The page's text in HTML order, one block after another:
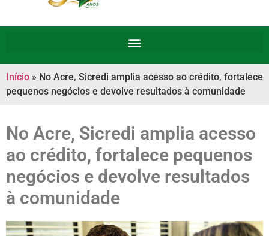
Início » No Acre, Sicredi amplia acesso ao crédito, fortalece
pequenos negócios e devolve resultados à comunidade
No Acre, Sicredi amplia acesso
ao crédito, fortalece pequenos
negócios e devolve resultados
à comunidade